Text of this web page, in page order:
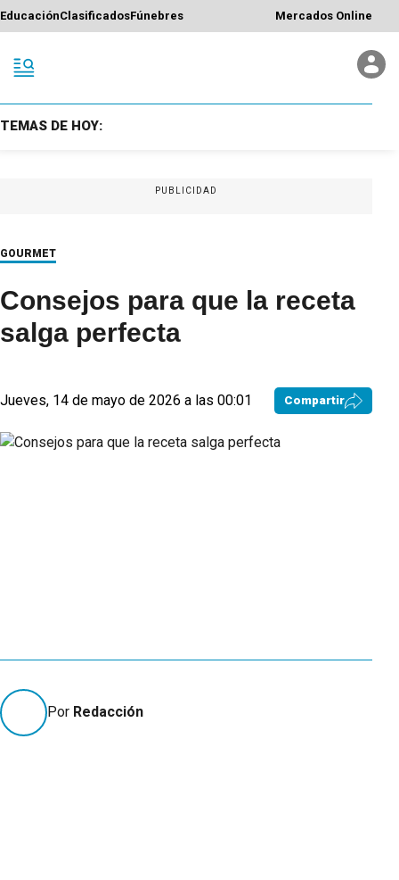
EducaciónClasificadosFúnebres Mercados Online
TEMAS DE HOY:
PUBLICIDAD
GOURMET
Consejos para que la receta
salga perfecta
Jueves, 14 de mayo de 2026 a las 00:01 Compartir
Por Redacción